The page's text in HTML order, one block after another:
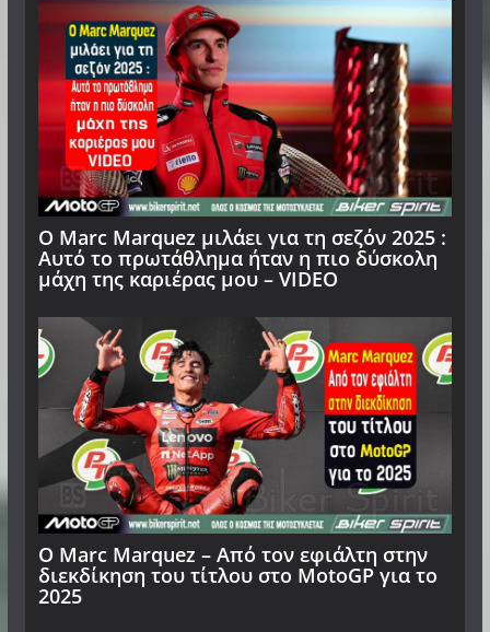
Ο Μarc Marquez μιλάει για τη σεζόν 2025 :
Αυτό το πρωτάθλημα ήταν η πιο δύσκολη
μάχη της καριέρας μου – VIDEO
Ο Marc Marquez – Από τον εφιάλτη στην
διεκδίκηση του τίτλου στο MotoGP για το
2025